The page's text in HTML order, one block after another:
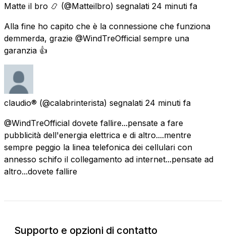
Matte il bro 📿 (@Matteilbro) segnalati 24 minuti fa
Alla fine ho capito che è la connessione che funziona
demmerda, grazie @WindTreOfficial sempre una
garanzia 👍
claudio® (@calabrinterista) segnalati 24 minuti fa
@WindTreOfficial dovete fallire...pensate a fare
pubblicità dell'energia elettrica e di altro....mentre
sempre peggio la linea telefonica dei cellulari con
annesso schifo il collegamento ad internet...pensate ad
altro...dovete fallire
Supporto e opzioni di contatto